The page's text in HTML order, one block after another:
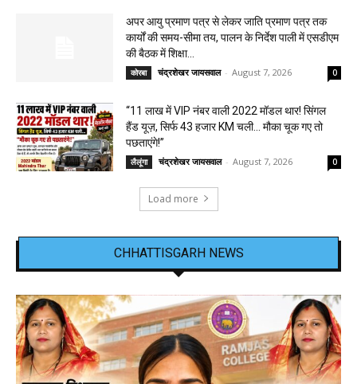
अपर आयु प्रमाण पत्र से लेकर जाति प्रमाण पत्र तक
कार्यों की समय-सीमा तय, पालन के निर्देश पाली में एसडीएम
की बैठक में शिक्षा...
कोरबा चंद्रशेखर जायसवाल - August 7, 2026 0
“11 लाख में VIP नंबर वाली 2022 मॉडल थार! सिंगल
हैंड यूज़, सिर्फ 43 हजार KM चली… मौका चूक गए तो
पछताएंगे!”
लैलूंगा चंद्रशेखर जायसवाल - August 7, 2026 0
Load more
CHHATTISGARH NEWS